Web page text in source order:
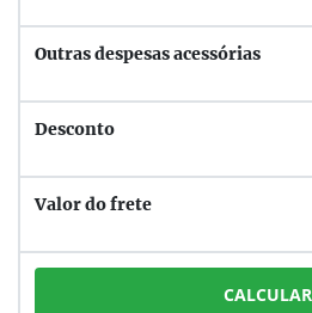
Outras despesas acessórias
Desconto
Valor do frete
CALCULAR